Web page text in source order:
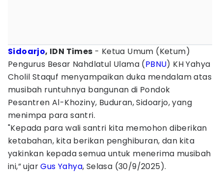
Sidoarjo, IDN Times - Ketua Umum (Ketum)
Pengurus Besar Nahdlatul Ulama (PBNU) KH Yahya
Cholil Staquf menyampaikan duka mendalam atas
musibah runtuhnya bangunan di Pondok
Pesantren Al-Khoziny, Buduran, Sidoarjo, yang
menimpa para santri.
"Kepada para wali santri kita memohon diberikan
ketabahan, kita berikan penghiburan, dan kita
yakinkan kepada semua untuk menerima musibah
ini,” ujarGus Yahya, Selasa (30/9/2025).